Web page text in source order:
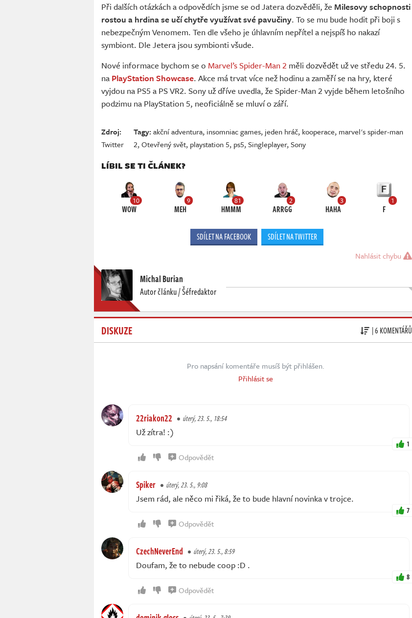
Při dalších otázkách a odpovědích jsme se od Jatera dozvěděli, že Milesovy schopnosti
rostou a hrdina se učí chytře využívat své pavučiny. To se mu bude hodit při boji s
nebezpečným Venomem. Ten dle všeho je úhlavním nepřítel a nejspíš ho nakazí
symbiont. Dle Jetera jsou symbionti všude.
Nové informace bychom se o Marvel’s Spider-Man 2 měli dozvědět už ve středu 24. 5.
na PlayStation Showcase. Akce má trvat více než hodinu a zaměří se na hry, které
vyjdou na PS5 a PS VR2. Sony už dříve uvedla, že Spider-Man 2 vyjde během letošního
podzimu na PlayStation 5, neoficiálně se mluví o září.
Zdroj:
Twitter
Tagy:akční adventura, insomniac games, jeden hráč, kooperace, marvel's spider-man
2,Otevřený svět, playstation 5, ps5,Singleplayer,Sony
LÍBIL SE TI ČLÁNEK?
10
WOW
9
MEH
81
HMMM
2
ARRGG
3
HAHA
1
F
SDÍLET NA FACEBOOK SDÍLET NA TWITTER
Nahlásit chybu
Michal Burian
Autor článku / Šéfredaktor
DISKUZE | 6 KOMENTÁŘŮ
Pro napsání komentáře musíš být přihlášen.
Přihlásit se
22riakon22 úterý, 23. 5., 18:54
Už zítra! :)
1
Odpovědět
Spiker úterý, 23. 5., 9:08
Jsem rád, ale něco mi řiká, že to bude hlavní novinka v trojce.
7
Odpovědět
CzechNeverEnd úterý, 23. 5., 8:59
Doufam, že to nebude coop :D .
8
Odpovědět